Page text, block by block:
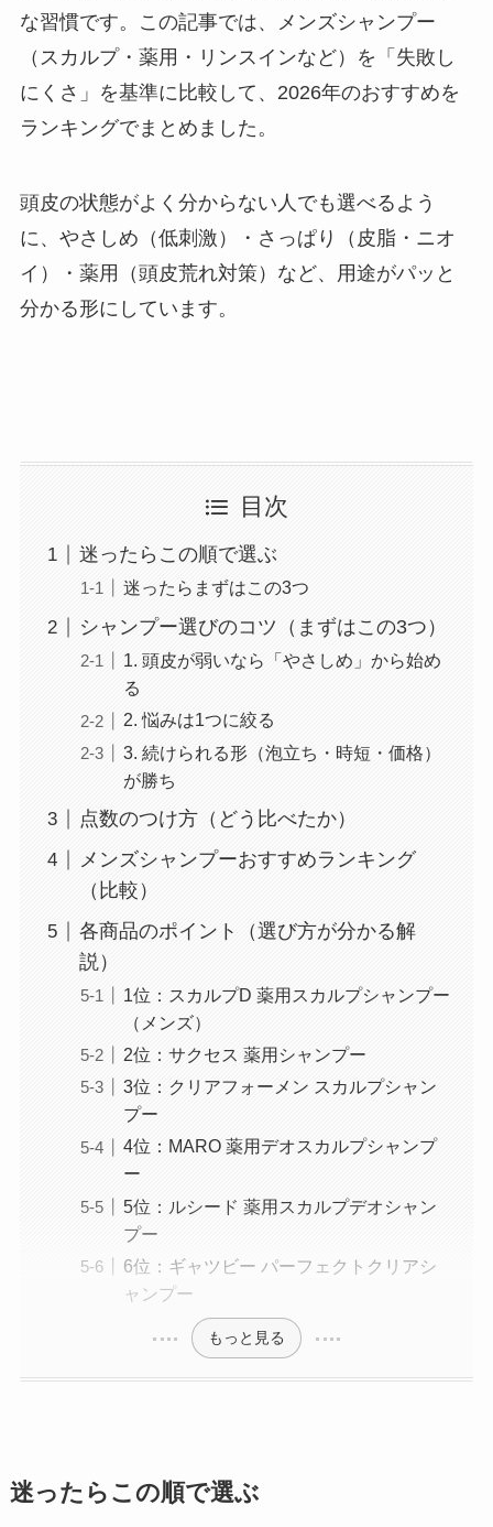
な習慣です。この記事では、メンズシャンプー
（スカルプ・薬用・リンスインなど）を「失敗し
にくさ」を基準に比較して、2026年のおすすめを
ランキングでまとめました。
頭皮の状態がよく分からない人でも選べるよう
に、やさしめ（低刺激）・さっぱり（皮脂・ニオ
イ）・薬用（頭皮荒れ対策）など、用途がパッと
分かる形にしています。
目次
迷ったらこの順で選ぶ
迷ったらまずはこの3つ
シャンプー選びのコツ（まずはこの3つ）
1. 頭皮が弱いなら「やさしめ」から始め
る
2. 悩みは1つに絞る
3. 続けられる形（泡立ち・時短・価格）
が勝ち
点数のつけ方（どう比べたか）
メンズシャンプーおすすめランキング
（比較）
各商品のポイント（選び方が分かる解
説）
1位：スカルプD 薬用スカルプシャンプー
（メンズ）
2位：サクセス 薬用シャンプー
3位：クリアフォーメン スカルプシャン
プー
4位：MARO 薬用デオスカルプシャンプ
ー
5位：ルシード 薬用スカルプデオシャン
プー
6位：ギャツビー パーフェクトクリアシ
ャンプー
もっと見る
迷ったらこの順で選ぶ